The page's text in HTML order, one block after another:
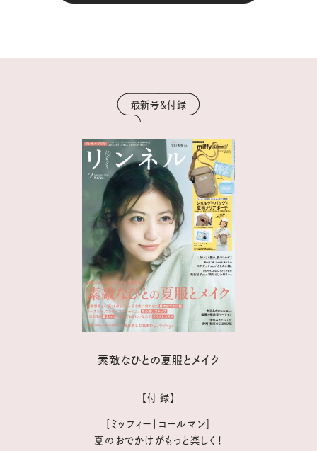
最新号＆付録
素敵なひとの夏服とメイク
【付 録】
［ミッフィー｜コールマン］
夏のおでかけがもっと楽しく！